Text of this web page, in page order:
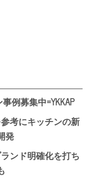
例募集中=YKKAP
考にキッチンの新
発
ンド明確化を打ち